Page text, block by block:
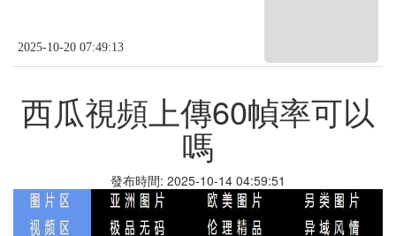
2025-10-20 07:49:13
西瓜視頻上傳60幀率可以
嗎
發布時間: 2025-10-14 04:59:51